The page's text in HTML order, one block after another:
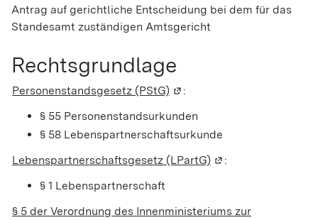
Antrag auf gerichtliche Entscheidung bei dem für das
Standesamt zuständigen Amtsgericht
Rechtsgrundlage
Personenstandsgesetz (PStG) (Wird in einem neuen
:
§ 55 Personenstandsurkunden
§ 58 Lebenspartnerschaftsurkunde
Lebenspartnerschaftsgesetz (LPartG) (Wird in einem
:
§ 1 Lebenspartnerschaft
§ 5 der Verordnung des Innenministeriums zur